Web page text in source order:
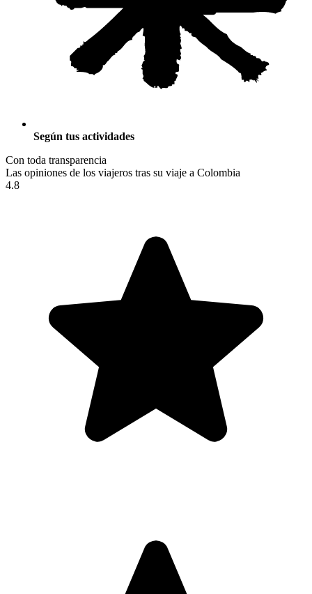
Según tus actividades
Con toda transparencia
Las opiniones de los viajeros tras su viaje a Colombia
4.8